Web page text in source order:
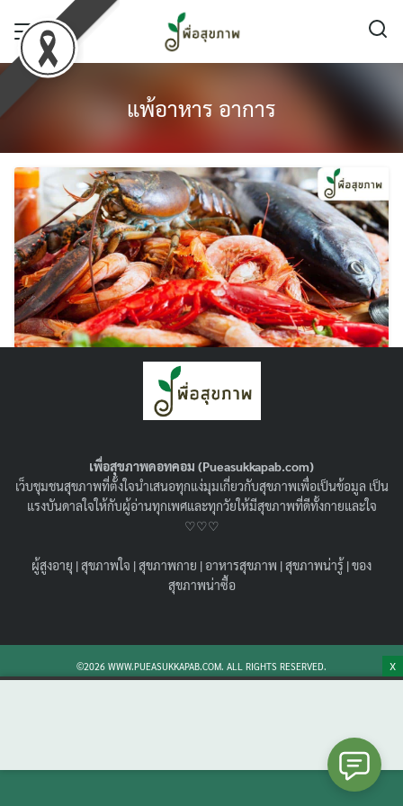
content
for:
Search
แพ้อาหาร อาการ
แพ้อาหาร มีอะไรบ้าง ? อาการเป็นยังไง ปกติคน
แพ้อาหารอะไรมากที่สุด !
แพ้อาหาร มีอะไรบ้าง ที่เราแพ้บ่อยๆ มาดูกันค่ะว่าสาเหตุ
ของการแพ้อาหารชนิดนั้นๆคืออะไร พร้อมรู้จัก แพ้อาหาร
อาการ และการรักษาเบื้องต้นยังไง
เพื่อสุขภาพดอทคอม (Pueasukkapab.com)
เว็บชุมชนสุขภาพที่ตั้งใจนำเสนอทุกแง่มุมเกี่ยวกับสุขภาพเพื่อเป็นข้อมูล เป็น
แรงบันดาลใจให้กับผู้อ่านทุกเพศและทุกวัยให้มีสุขภาพที่ดีทั้งกายและใจ
♡♡♡
ผู้สูงอายุ |สุขภาพใจ |สุขภาพกาย |อาหารสุขภาพ |สุขภาพน่ารู้ |ของ
สุขภาพน่าซื้อ
©2026 WWW.PUEASUKKAPAB.COM. ALL RIGHTS RESERVED. X